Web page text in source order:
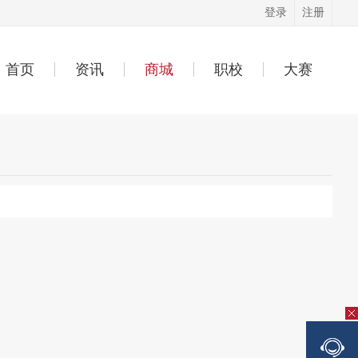
登录 注册
首页 资讯 商城 职校 大赛